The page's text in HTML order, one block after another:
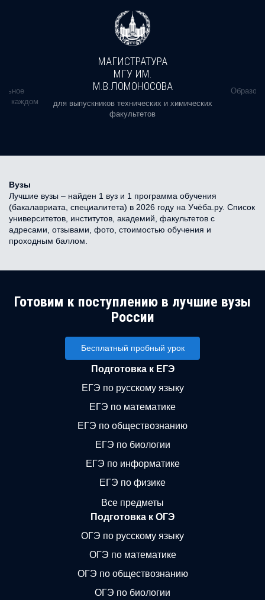
в каждом
МАГИСТРАТУРА
МГУ ИМ.
М.В.ЛОМОНОСОВА
для выпускников технических и химических
факультетов
Вузы
Лучшие вузы – найден 1 вуз и 1 программа обучения
(бакалавриата, специалитета) в 2026 году на Учёба.ру. Список
университетов, институтов, академий, факультетов с
адресами, отзывами, фото, стоимостью обучения и
проходным баллом.
Готовим к поступлению в лучшие вузы
России
Бесплатный пробный урок
Подготовка к ЕГЭ
ЕГЭ по русскому языку
ЕГЭ по математике
ЕГЭ по обществознанию
ЕГЭ по биологии
ЕГЭ по информатике
ЕГЭ по физике
Все предметы
Подготовка к ОГЭ
ОГЭ по русскому языку
ОГЭ по математике
ОГЭ по обществознанию
ОГЭ по биологии